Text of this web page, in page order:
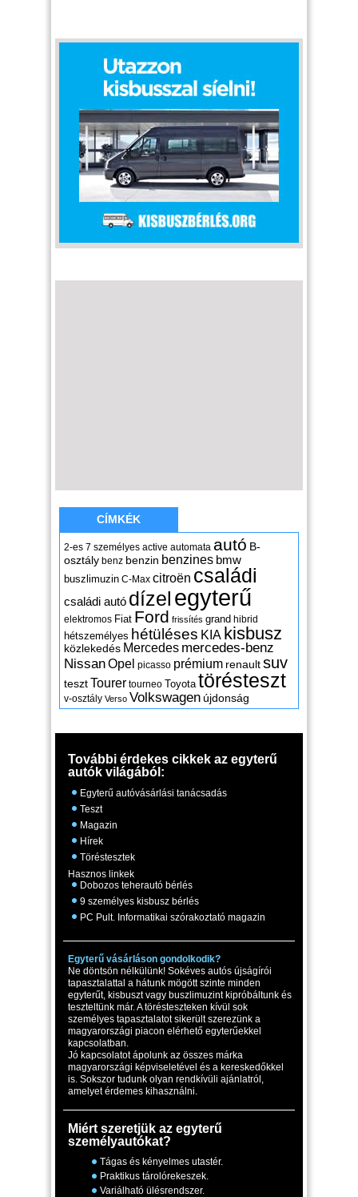
CÍMKÉK
2-es 7 személyes active automata autó B-
osztály benz benzin benzines bmw
buszlimuzin C-Max citroën családi
családi autó dízel egyterű
elektromos Fiat Ford frissítés grand hibrid
hétszemélyes hétüléses KIA kisbusz
közlekedés Mercedes mercedes-benz
NissanOpel picasso prémium renaultsuv
tesztTourer tourneo Toyota törésteszt
v-osztály Verso Volkswagen újdonság
További érdekes cikkek az egyterű
autók világából:
Egyterű autóvásárlási tanácsadás
Teszt
Magazin
Hírek
Töréstesztek
Hasznos linkek
Dobozos teherautó bérlés
9 személyes kisbusz bérlés
PC Pult. Informatikai szórakoztató magazin
Egyterű vásárláson gondolkodik?
Ne döntsön nélkülünk! Sokéves autós újságírói
tapasztalattal a hátunk mögött szinte minden
egyterűt, kisbuszt vagy buszlimuzint kipróbáltunk és
teszteltünk már. A törésteszteken kívül sok
személyes tapasztalatot sikerült szerezünk a
magyarországi piacon elérhető egyterűekkel
kapcsolatban.
Jó kapcsolatot ápolunk az összes márka
magyarországi képviseletével és a kereskedőkkel
is. Sokszor tudunk olyan rendkívüli ajánlatról,
amelyet érdemes kihasználni.
Miért szeretjük az egyterű
személyautókat?
Tágas és kényelmes utastér.
Praktikus tárolórekeszek.
Variálható ülésrendszer.